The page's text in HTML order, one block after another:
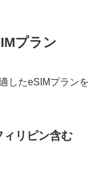
プラン
したeSIMプランを
リピン含む